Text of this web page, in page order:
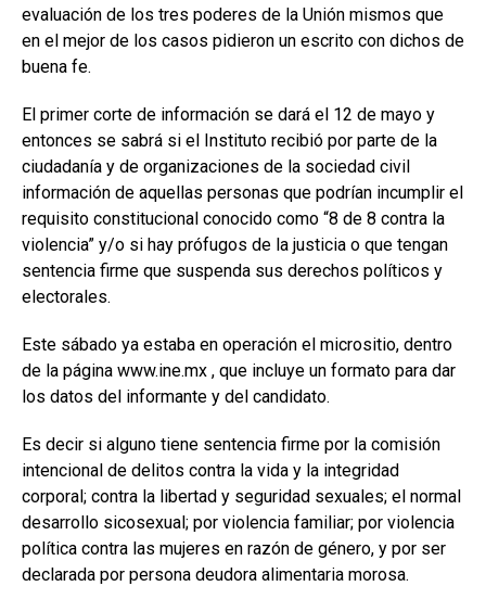
evaluación de los tres poderes de la Unión mismos que
en el mejor de los casos pidieron un escrito con dichos de
buena fe.
El primer corte de información se dará el 12 de mayo y
entonces se sabrá si el Instituto recibió por parte de la
ciudadanía y de organizaciones de la sociedad civil
información de aquellas personas que podrían incumplir el
requisito constitucional conocido como “8 de 8 contra la
violencia” y/o si hay prófugos de la justicia o que tengan
sentencia firme que suspenda sus derechos políticos y
electorales.
Este sábado ya estaba en operación el micrositio, dentro
de la página www.ine.mx , que incluye un formato para dar
los datos del informante y del candidato.
Es decir si alguno tiene sentencia firme por la comisión
intencional de delitos contra la vida y la integridad
corporal; contra la libertad y seguridad sexuales; el normal
desarrollo sicosexual; por violencia familiar; por violencia
política contra las mujeres en razón de género, y por ser
declarada por persona deudora alimentaria morosa.